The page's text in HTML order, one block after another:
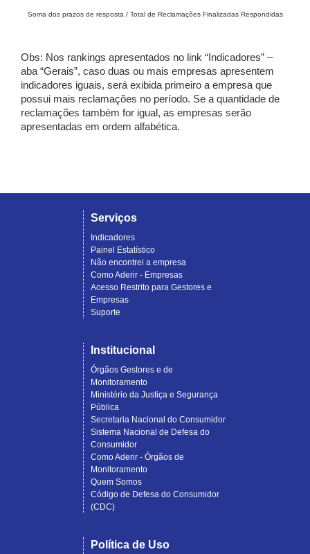
Soma dos prazos de resposta / Total de Reclamações Finalizadas Respondidas
Obs: Nos rankings apresentados no link “Indicadores” –
aba “Gerais”, caso duas ou mais empresas apresentem
indicadores iguais, será exibida primeiro a empresa que
possui mais reclamações no período. Se a quantidade de
reclamações também for igual, as empresas serão
apresentadas em ordem alfabética.
Serviços
Indicadores
Painel Estatístico
Não encontrei a empresa
Como Aderir - Empresas
Acesso Restrito para Gestores e
Empresas
Suporte
Institucional
Órgãos Gestores e de
Monitoramento
Ministério da Justiça e Segurança
Pública
Secretaria Nacional do Consumidor
Sistema Nacional de Defesa do
Consumidor
Como Aderir - Órgãos de
Monitoramento
Quem Somos
Código de Defesa do Consumidor
(CDC)
Política de Uso